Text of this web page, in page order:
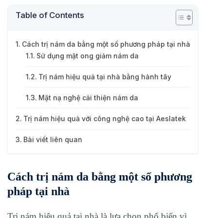
Table of Contents
Cách trị nám da bằng một số phương pháp tại nhà
Sử dụng mật ong giảm nám da
Trị nám hiệu quả tại nhà bằng hành tây
Mặt nạ nghệ cải thiện nám da
Trị nám hiệu quả với công nghệ cao tại Aeslatek
Bài viết liên quan
Cách trị nám da bằng một số phương
pháp tại nhà